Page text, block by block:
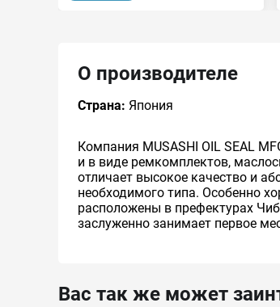
О производителе
Страна: Япония
Компания MUSASHI OIL SEAL
и в виде ремкомплектов,
отличает высокое качество и
необходимого типа. Особенно
расположены в префектурах
заслуженно занимает первое
Вас так же может